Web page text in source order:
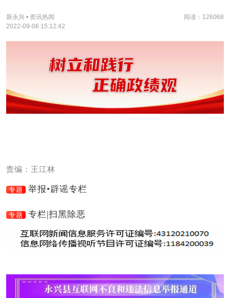
新永兴 • 资讯热闻
阅读：126068
2022-09-06 15:12:42
责编：王江林
专题 举报•辟谣专栏
专题 专栏|扫黑除恶